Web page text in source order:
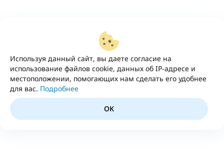
Используя данный сайт, вы даете согласие на
использование файлов cookie, данных об IP-адресе и
местоположении, помогающих нам сделать его удобнее
для вас. Подробнее
OK